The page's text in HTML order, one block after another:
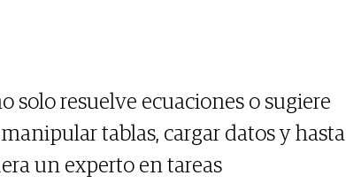
solo resuelve ecuaciones o sugiere
tablas, cargar datos y hasta
un experto en tareas